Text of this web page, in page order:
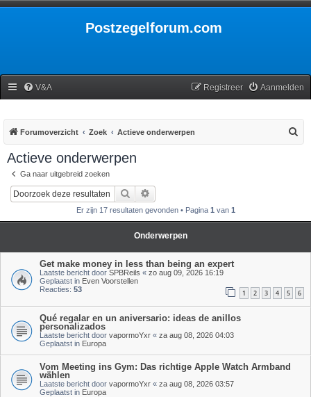
Postzegelforum.com
V&A Aanmelden
Registreer
Forumoverzicht Zoek Actieve onderwerpen
Actieve onderwerpen
Ga naar uitgebreid zoeken
Zoek
Er zijn 17 resultaten gevonden • Pagina 1 van 1
Onderwerpen
Get make money in less than being an expert
Laatste bericht door SPBReils « zo aug 09, 2026 16:19
Geplaatst in Even Voorstellen
Reacties: 53 1 2 3 4 5 6
Qué regalar en un aniversario: ideas de anillos
personalizados
Laatste bericht door vapormoYxr « za aug 08, 2026 04:03
Geplaatst in Europa
Vom Meeting ins Gym: Das richtige Apple Watch Armband
wählen
Laatste bericht door vapormoYxr « za aug 08, 2026 03:57
Geplaatst in Europa